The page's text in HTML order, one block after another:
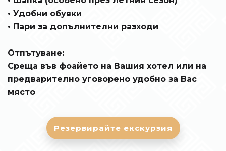
• Удобни обувки
• Пари за допълнителни разходи
Отпътуване:
Среща във фоайето на Вашия хотел или на
предварително уговорено удобно за Вас
място
Резервирайте екскурзия